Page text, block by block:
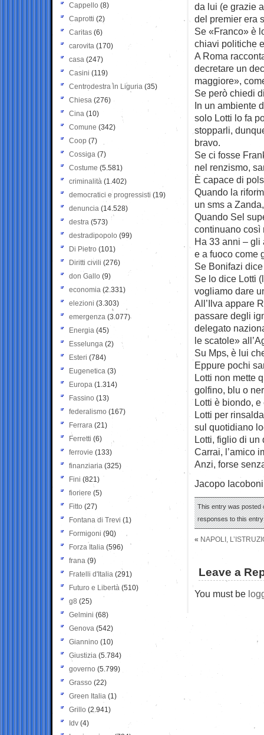
da lui (e grazie
del premier era
Se «Franco» è
chiavi politiche
A Roma
decretare un
maggiore»,
Se però chiedi
In un ambiente
solo Lotti lo fa
stopparli,
bravo.
Se ci fosse
nel renzismo,
È capace di
Quando la
un sms a
Quando Sel
continuano così
Ha 33 anni – gli
e a fuoco come
Se Bonifazi
Se lo dice Lotti
vogliamo dare
All’Ilva appare
passare degli
delegato
le scatole»
Su Mps, è lui
Eppure pochi
Lotti non mette
golfino, blu o
Lotti è biondo,
Lotti per
sul quotidiano
Lotti, figlio di un
Carrai, l’amico
Anzi, forse
Jacopo Iacoboni
This entry was posted
responses to this
« NAPOLI,
Leave a
You must be
Cappello (8)
Caprotti (2)
Caritas (6)
carovita (170)
casa (247)
Casini (119)
Centrodestra in Liguria (35)
Chiesa (276)
Cina (10)
Comune (342)
Coop (7)
Cossiga (7)
Costume (5.581)
criminalità (1.402)
democratici e progressisti (19)
denuncia (14.528)
destra (573)
destradipopolo (99)
Di Pietro (101)
Diritti civili (276)
don Gallo (9)
economia (2.331)
elezioni (3.303)
emergenza (3.077)
Energia (45)
Esselunga (2)
Esteri (784)
Eugenetica (3)
Europa (1.314)
Fassino (13)
federalismo (167)
Ferrara (21)
Ferretti (6)
ferrovie (133)
finanziaria (325)
Fini (821)
fioriere (5)
Fitto (27)
Fontana di Trevi (1)
Formigoni (90)
Forza Italia (596)
frana (9)
Fratelli d'Italia (291)
Futuro e Libertà (510)
g8 (25)
Gelmini (68)
Genova (542)
Giannino (10)
Giustizia (5.784)
governo (5.799)
Grasso (22)
Green Italia (1)
Grillo (2.941)
Idv (4)